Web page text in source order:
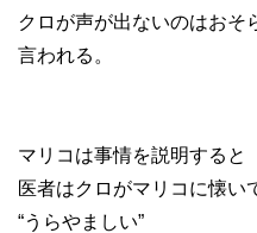
クロが声が出ないのはおそ
言われる。
マリコは事情を説明すると
医者はクロがマリコに懐い
“うらやましい”